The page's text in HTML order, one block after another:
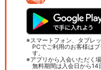
スマートフォン、タブレ
PCでご利用のお客様は
す。
アプリから入会いただく
無料期間は入会日から14